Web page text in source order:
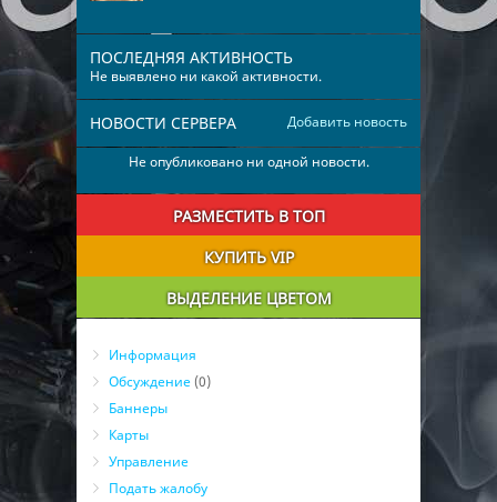
ПОСЛЕДНЯЯ АКТИВНОСТЬ
Не выявлено ни какой активности.
Добавить новость
НОВОСТИ СЕРВЕРА
Не опубликовано ни одной новости.
РАЗМЕСТИТЬ В ТОП
КУПИТЬ VIP
ВЫДЕЛЕНИЕ ЦВЕТОМ
Информация
Обсуждение (0)
Баннеры
Карты
Управление
Подать жалобу